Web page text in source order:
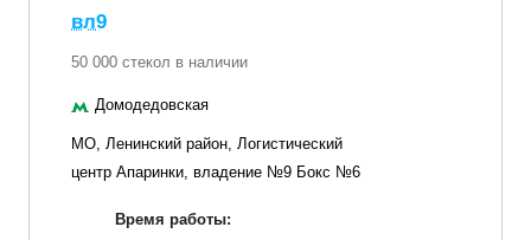
вл9
50 000 стекол в наличии
Домодедовская
МО, Ленинский район, Логистический
центр Апаринки, владение №9 Бокс №6
Время работы: